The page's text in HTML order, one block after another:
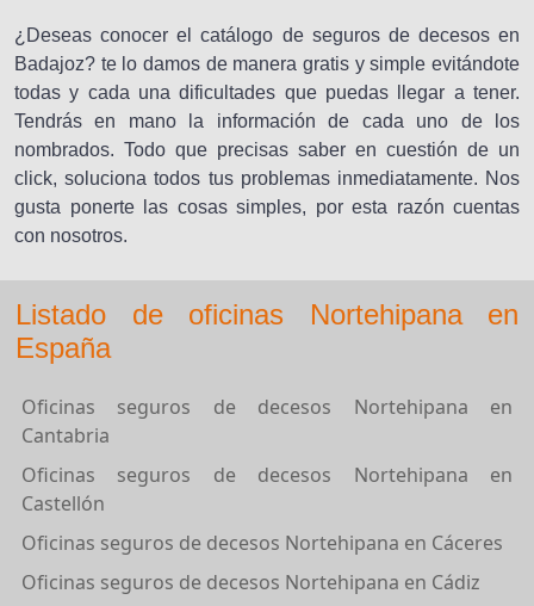
¿Deseas conocer el catálogo de seguros de decesos en
Badajoz? te lo damos de manera gratis y simple evitándote
todas y cada una dificultades que puedas llegar a tener.
Tendrás en mano la información de cada uno de los
nombrados. Todo que precisas saber en cuestión de un
click, soluciona todos tus problemas inmediatamente. Nos
gusta ponerte las cosas simples, por esta razón cuentas
con nosotros.
Listado de oficinas Nortehipana en
España
Oficinas seguros de decesos Nortehipana en
Cantabria
Oficinas seguros de decesos Nortehipana en
Castellón
Oficinas seguros de decesos Nortehipana en Cáceres
Oficinas seguros de decesos Nortehipana en Cádiz